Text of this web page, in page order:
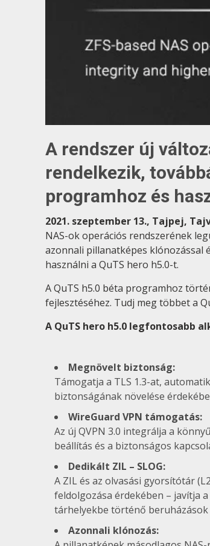
A rendszer új
rendelkezik,
programhoz és
2021. szeptember 13., Tajpej,
NAS-ok operációs rendszerének
azonnali pillanatképes klónozással
használni a QuTS hero h5.0-t.
A QuTS h5.0 béta programhoz
fejlesztéséhez. Tudj meg többet a
A QuTS hero h5.0 legfontosabb
Megnövelt biztonság:
Támogatja a TLS 1.3-at,
biztonságának növelése
WireGuard VPN támogatás:
Az új QVPN 3.0 integrálja a
beállítás és a biztonságos
Dedikált ZIL – SLOG:
A ZIL és az olvasási gyorsítótár
feldolgozása érdekében – javítja
tárhelyekbe történő
Azonnali klónozás: